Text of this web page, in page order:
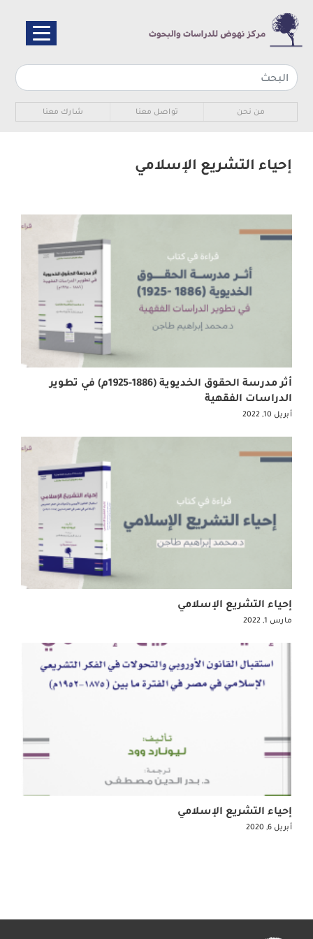
المحتوى
Sub navigation
من نحن تواصل معنا شارك معنا
إحياء التشريع الإسلامي
أثر مدرسة الحقوق الخديوية (1886-1925م) في تطوير
الدراسات الفقهية
أبريل 10, 2022
إحياء التشريع الإسلامي
مارس 1, 2022
إحياء التشريع الإسلامي
أبريل 6, 2020